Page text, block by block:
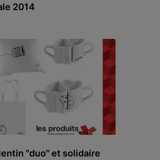
2014
"duo" et solidaire